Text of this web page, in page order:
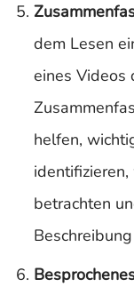
dem Lesen
eines Videos
helfen,
betrachten